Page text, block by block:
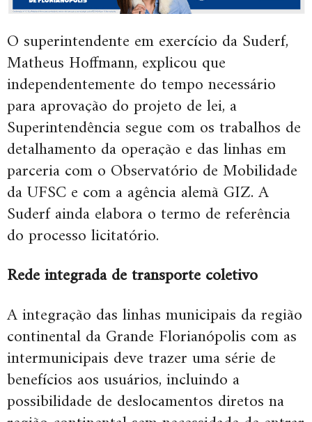
O superintendente em exercício da Suderf,
Matheus Hoffmann, explicou que
independentemente do tempo necessário
para aprovação do projeto de lei, a
Superintendência segue com os trabalhos de
detalhamento da operação e das linhas em
parceria com o Observatório de Mobilidade
da UFSC e com a agência alemã GIZ. A
Suderf ainda elabora o termo de referência
do processo licitatório.
Rede integrada de transporte coletivo
A integração das linhas municipais da região
continental da Grande Florianópolis com as
intermunicipais deve trazer uma série de
benefícios aos usuários, incluindo a
possibilidade de deslocamentos diretos na